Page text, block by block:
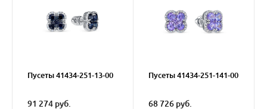
Пусеты 41434-251-13-00
91 274 руб.
Пусеты 41434-251-141-00
68 726 руб.